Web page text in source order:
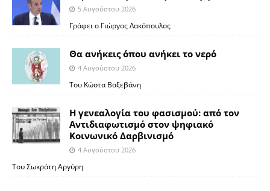
5 Αυγούστου 2026
Γράφει ο Γιώργος Λακόπουλος
Θα ανήκεις όπου ανήκει το νερό
4 Αυγούστου 2026
Του Κώστα Βαξεβάνη
Η γενεαλογία του φασισμού: από τον
Αντιδιαφωτισμό στον ψηφιακό
Κοινωνικό Δαρβινισμό
4 Αυγούστου 2026
Του Σωκράτη Αργύρη